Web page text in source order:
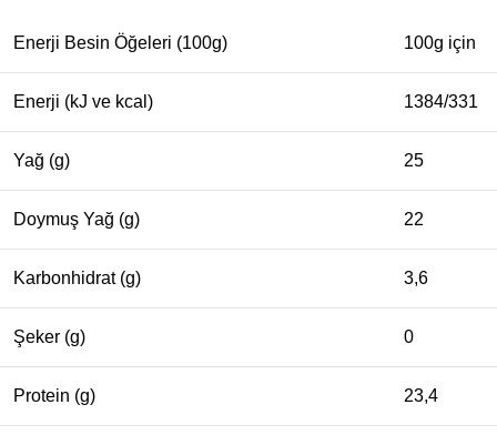
Enerji Besin Öğeleri (100g) 100g için
Enerji (kJ ve kcal) 1384/331
Yağ (g) 25
Doymuş Yağ (g) 22
Karbonhidrat (g) 3,6
Şeker (g) 0
Protein (g) 23,4